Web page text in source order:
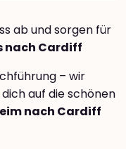
ab und sorgen für
nach Cardiff
– wir
auf die schönen
nach Cardiff